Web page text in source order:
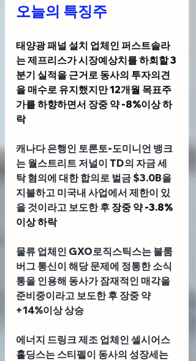
오늘의 특징주
태양광 패널 설치 업체인 퍼스트솔라
는 제프리스가 시장예상치를 하회할 3
분기 실적을 근거로 동사의 투자의견
을 매수로 유지했지만 12개월 목표주
가를 하향하면서 장중 약 -8%이상 하
락
캐나다 은행인 토론토-도미니언 뱅크
는 월스트리트 저널이 TD의 자금 세
탁 혐의에 대한 합의로 벌금 $3.0B을
지불하고 미국내 사업에서 제한이 있
을 것이라고 보도한 후 장중 약 -3.8%
이상 하락
물류 업체인 GXO로직스틱스는 불룸
버그 통신이 해당 문제에 정통한 소식
통을 인용해 동사가 잠재적인 매각을
준비중이라고 보도한 후 장중 약
+14%이상 상승
에너지 드링크 제조 업체인 셀시어스
홀딩스는 스티펠이 동사의 성장세는